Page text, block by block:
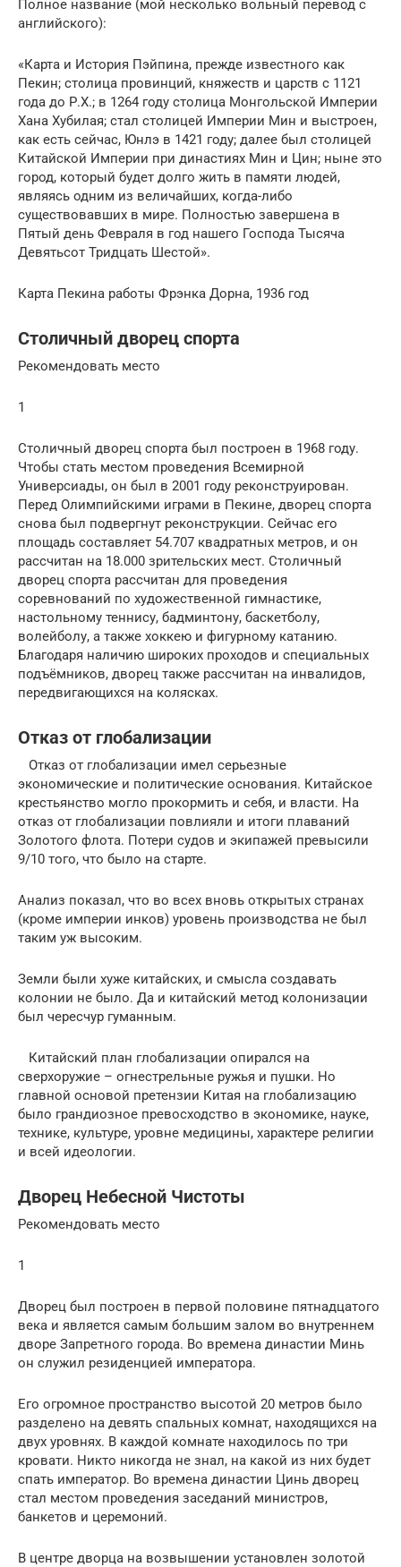
Полное название (мой несколько вольный перевод с
английского):
«Карта и История Пэйпина, прежде известного как
Пекин; столица провинций, княжеств и царств с 1121
года до Р.Х.; в 1264 году столица Монгольской Империи
Хана Хубилая; стал столицей Империи Мин и выстроен,
как есть сейчас, Юнлэ в 1421 году; далее был столицей
Китайской Империи при династиях Мин и Цин; ныне это
город, который будет долго жить в памяти людей,
являясь одним из величайших, когда-либо
существовавших в мире. Полностью завершена в
Пятый день Февраля в год нашего Господа Тысяча
Девятьсот Тридцать Шестой».
Карта Пекина работы Фрэнка Дорна, 1936 год
Столичный дворец спорта
Рекомендовать место
1
Столичный дворец спорта был построен в 1968 году.
Чтобы стать местом проведения Всемирной
Универсиады, он был в 2001 году реконструирован.
Перед Олимпийскими играми в Пекине, дворец спорта
снова был подвергнут реконструкции. Сейчас его
площадь составляет 54.707 квадратных метров, и он
рассчитан на 18.000 зрительских мест. Столичный
дворец спорта рассчитан для проведения
соревнований по художественной гимнастике,
настольному теннису, бадминтону, баскетболу,
волейболу, а также хоккею и фигурному катанию.
Благодаря наличию широких проходов и специальных
подъёмников, дворец также рассчитан на инвалидов,
передвигающихся на колясках.
Отказ от глобализации
Отказ от глобализации имел серьезные
экономические и политические основания. Китайское
крестьянство могло прокормить и себя, и власти. На
отказ от глобализации повлияли и итоги плаваний
Золотого флота. Потери судов и экипажей превысили
9/10 того, что было на старте.
Анализ показал, что во всех вновь открытых странах
(кроме империи инков) уровень производства не был
таким уж высоким.
Земли были хуже китайских, и смысла создавать
колонии не было. Да и китайский метод колонизации
был чересчур гуманным.
Китайский план глобализации опирался на
сверхоружие – огнестрельные ружья и пушки. Но
главной основой претензии Китая на глобализацию
было грандиозное превосходство в экономике, науке,
технике, культуре, уровне медицины, характере религии
и всей идеологии.
Дворец Небесной Чистоты
Рекомендовать место
1
Дворец был построен в первой половине пятнадцатого
века и является самым большим залом во внутреннем
дворе Запретного города. Во времена династии Минь
он служил резиденцией императора.
Его огромное пространство высотой 20 метров было
разделено на девять спальных комнат, находящихся на
двух уровнях. В каждой комнате находилось по три
кровати. Никто никогда не знал, на какой из них будет
спать император. Во времена династии Цинь дворец
стал местом проведения заседаний министров,
банкетов и церемоний.
В центре дворца на возвышении установлен золотой